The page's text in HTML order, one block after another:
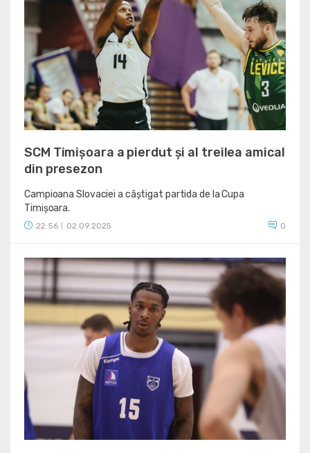
SCM Timișoara a pierdut și al treilea amical
din presezon
Campioana Slovaciei a câștigat partida de la Cupa
Timișoara.
22:56 02.09.2025 0